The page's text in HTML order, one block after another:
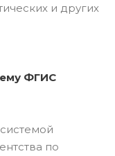
и других
ФГИС
по